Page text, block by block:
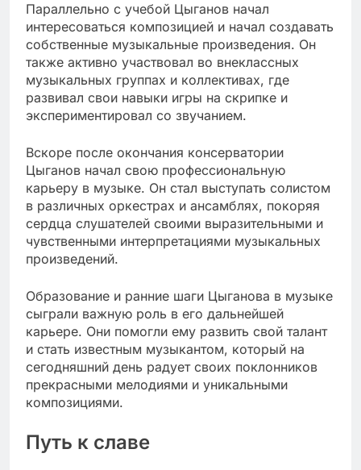
Параллельно с учебой Цыганов начал
интересоваться композицией и начал создавать
собственные музыкальные произведения. Он
также активно участвовал во внеклассных
музыкальных группах и коллективах, где
развивал свои навыки игры на скрипке и
экспериментировал со звучанием.
Вскоре после окончания консерватории
Цыганов начал свою профессиональную
карьеру в музыке. Он стал выступать солистом
в различных оркестрах и ансамблях, покоряя
сердца слушателей своими выразительными и
чувственными интерпретациями музыкальных
произведений.
Образование и ранние шаги Цыганова в музыке
сыграли важную роль в его дальнейшей
карьере. Они помогли ему развить свой талант
и стать известным музыкантом, который на
сегодняшний день радует своих поклонников
прекрасными мелодиями и уникальными
композициями.
Путь к славе